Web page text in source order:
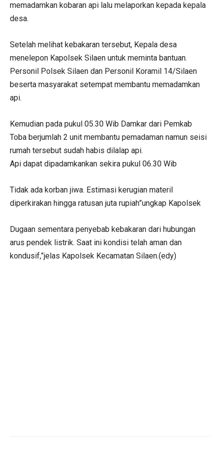
memadamkan kobaran api lalu melaporkan kepada kepala
desa.
Setelah melihat kebakaran tersebut, Kepala desa
menelepon Kapolsek Silaen untuk meminta bantuan.
Personil Polsek Silaen dan Personil Koramil 14/Silaen
beserta masyarakat setempat membantu memadamkan
api.
Kemudian pada pukul 05.30 Wib Damkar dari Pemkab
Toba berjumlah 2 unit membantu pemadaman namun seisi
rumah tersebut sudah habis dilalap api.
Api dapat dipadamkankan sekira pukul 06.30 Wib
Tidak ada korban jiwa. Estimasi kerugian materil
diperkirakan hingga ratusan juta rupiah”ungkap Kapolsek
Dugaan sementara penyebab kebakaran dari hubungan
arus pendek listrik. Saat ini kondisi telah aman dan
kondusif,”jelas Kapolsek Kecamatan Silaen.(edy)